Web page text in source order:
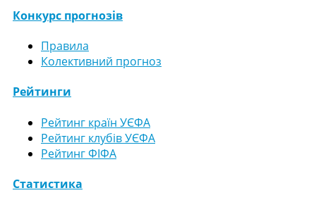
Конкурс прогнозів
Правила
Колективний прогноз
Рейтинги
Рейтинг країн УЄФА
Рейтинг клубів УЄФА
Рейтинг ФІФА
Статистика